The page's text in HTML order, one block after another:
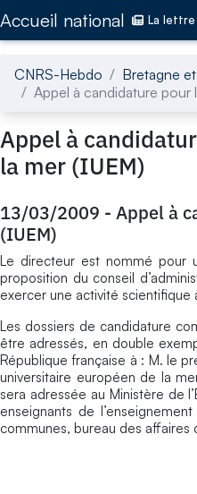
Accueil national La lettre
CNRS-Hebdo Bretagne
Appel à candidature pour
Appel à
la mer (IUEM)
13/03/2009 - Appel à
(IUEM)
Le directeur est nommé pour
proposition du conseil
exercer une activité scientifique
Les dossiers de candidature
être adressés, en double
République française à : M. le
universitaire européen de la
sera adressée au Ministère de
enseignants de
communes, bureau des affaires